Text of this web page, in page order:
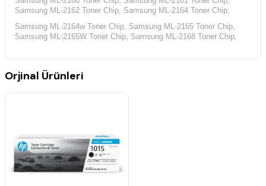
Samsung ML-2162 Toner Chip, Samsung ML-2164 Toner Chip,
Samsung ML-2164w Toner Chip, Samsung ML-2165 Toner Chip,
Samsung ML-2165W Toner Chip, Samsung ML-2168 Toner Chip,
Samsung SCX-3400 Toner Chip,
Samsung SCX-3401 Toner Chip,
Samsung SF-760P Toner Chip,
Orjinal Ürünleri